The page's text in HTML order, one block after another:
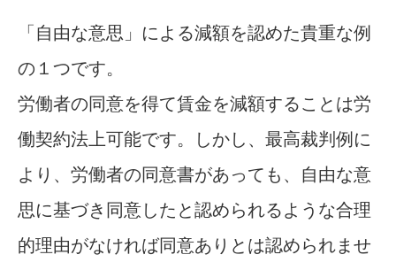
「自由な意思」による減額を認めた貴重な例
の１つです。
労働者の同意を得て賃金を減額することは労
働契約法上可能です。しかし、最高裁判例に
より、労働者の同意書があっても、自由な意
思に基づき同意したと認められるような合理
的理由がなければ同意ありとは認められませ